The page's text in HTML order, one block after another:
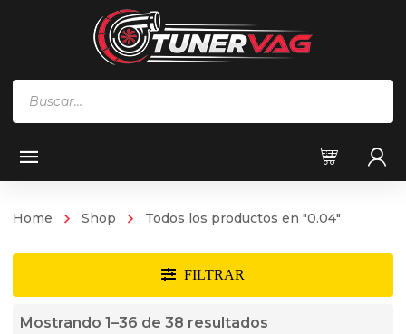
Home Shop Todos los productos en "0.04"
Mostrando 1–36 de 38 resultados